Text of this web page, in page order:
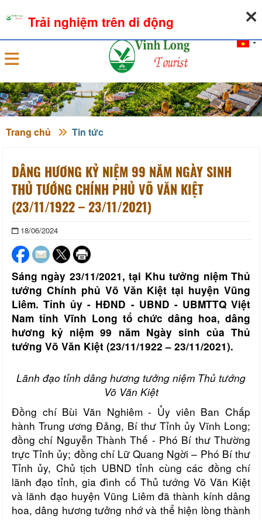
Đăng nhập
Trang chủ Tin tức
DÂNG HƯƠNG KỶ NIỆM 99 NĂM NGÀY SINH
THỦ TƯỚNG CHÍNH PHỦ VÕ VĂN KIỆT
(23/11/1922 – 23/11/2021)
18/06/2024
Sáng ngày 23/11/2021, tại Khu tưởng niệm Thủ
tướng Chính phủ Võ Văn Kiệt tại huyện Vũng
Liêm. Tỉnh ủy - HĐND - UBND - UBMTTQ Việt
Nam tỉnh Vĩnh Long tổ chức dâng hoa, dâng
hương kỷ niệm 99 năm Ngày sinh của Thủ
tướng Võ Văn Kiệt (23/11/1922 – 23/11/2021).
Lãnh đạo tỉnh dâng hương tưởng niệm Thủ tướng
Võ Văn Kiệt
Đồng chí Bùi Văn Nghiêm - Ủy viên Ban Chấp
hành Trung ương Đảng, Bí thư Tỉnh ủy Vĩnh Long;
đồng chí Nguyễn Thành Thế - Phó Bí thư Thường
trực Tỉnh ủy; đồng chí Lữ Quang Ngời – Phó Bí thư
Tỉnh ủy, Chủ tịch UBND tỉnh cùng các đồng chí
lãnh đạo tỉnh, gia đình cố Thủ tướng Võ Văn Kiệt
và lãnh đạo huyện Vũng Liêm đã thành kính dâng
hoa, dâng hương tưởng nhớ và thể hiện lòng thành
Trải nghiệm trên di động